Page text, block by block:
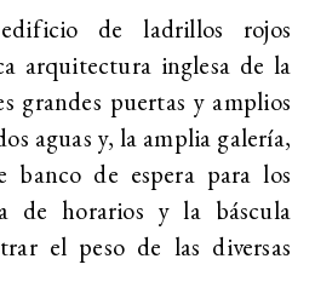
de ladrillos rojos
arquitectura inglesa de la
grandes puertas y amplios
aguas y, la amplia galería,
banco de espera para los
de horarios y la báscula
el peso de las diversas